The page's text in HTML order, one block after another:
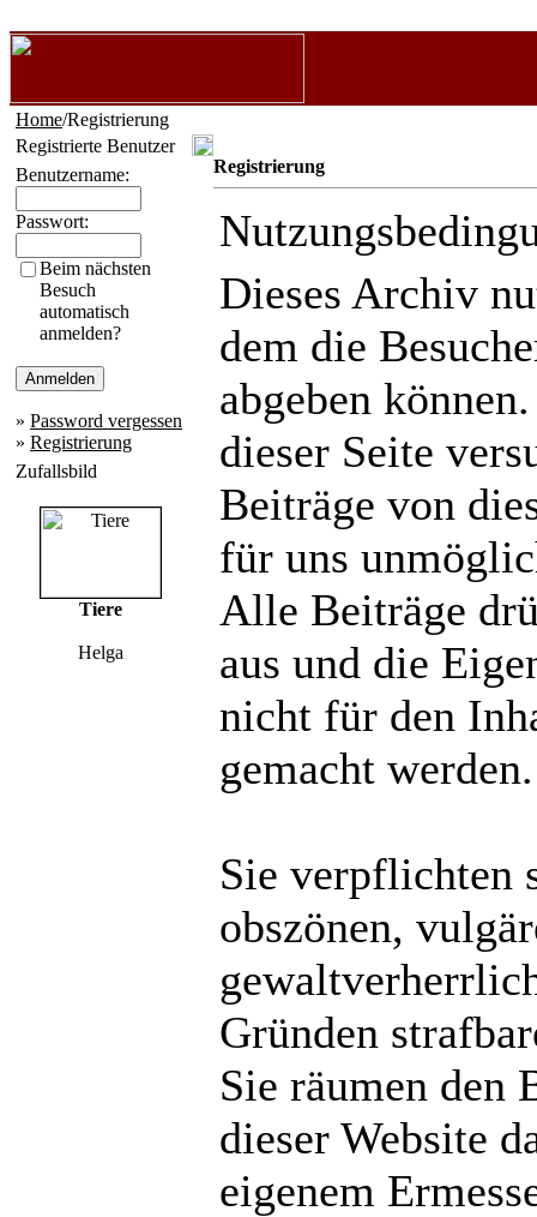
Home/Registrierung
Registrierte Benutzer
Benutzername:
Passwort:
Beim nächsten
Besuch
automatisch
anmelden?
» Password vergessen
» Registrierung
Zufallsbild
Tiere
Helga
Registrierung
Dieses Archiv
dem die
abgeben
dieser Seite
Beiträge von
für uns
Alle Beiträge
aus und die
nicht für den
gemacht werden.
Sie verpflichten
obszönen,
Gründen
Sie räumen den
dieser Website
eigenem